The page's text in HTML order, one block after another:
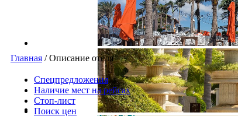
Главная /Описание отеля
Спецпредложения
Наличие мест на рейсах
Стоп-лист
Поиск цен